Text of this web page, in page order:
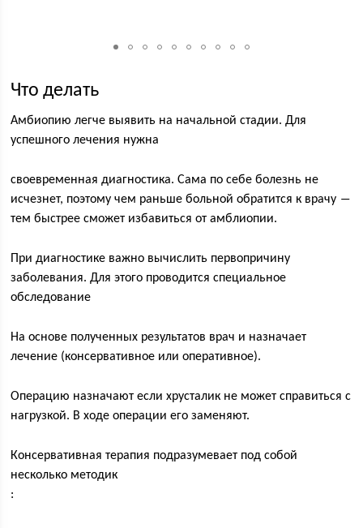
Что делать
Амбиопию легче выявить на начальной стадии. Для
успешного лечения нужна
своевременная диагностика. Сама по себе болезнь не
исчезнет, поэтому чем раньше больной обратится к врачу ―
тем быстрее сможет избавиться от амблиопии.
При диагностике важно вычислить первопричину
заболевания. Для этого проводится специальное
обследование
На основе полученных результатов врач и назначает
лечение (консервативное или оперативное).
Операцию назначают если хрусталик не может справиться с
нагрузкой. В ходе операции его заменяют.
Консервативная терапия подразумевает под собой
несколько методик
: